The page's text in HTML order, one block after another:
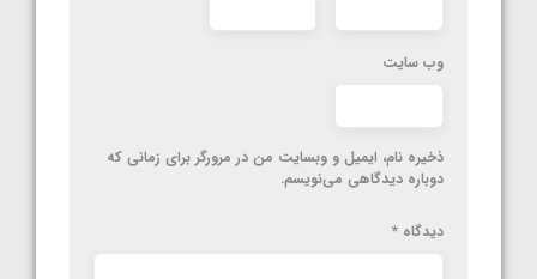
وب‌ سایت
ذخیره نام، ایمیل و وبسایت من در مرورگر برای زمانی که
دوباره دیدگاهی می‌نویسم.
دیدگاه *